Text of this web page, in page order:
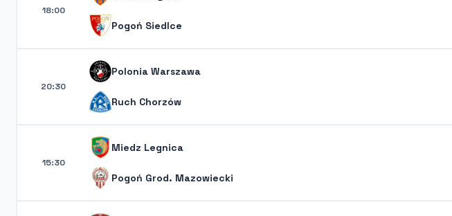
18:00
Pogoń Siedlce
20:30
Polonia Warszawa
Ruch Chorzów
15:30
Miedz Legnica
Pogoń Grod. Mazowiecki